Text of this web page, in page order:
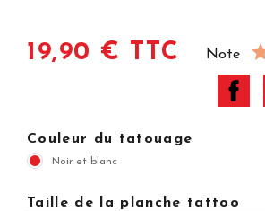
19,90 € TTC Note
Couleur du tatouage
Noir et blanc
Taille de la planche tattoo